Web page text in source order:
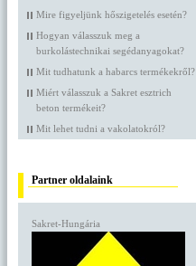
Mire figyeljünk hőszigetelés esetén?
Hogyan válasszuk meg a
burkolástechnikai segédanyagokat?
Mit tudhatunk a habarcs termékekről?
Miért válasszuk a Sakret esztrich
beton termékeit?
Mit lehet tudni a vakolatokról?
Partner oldalaink
Sakret-Hungária